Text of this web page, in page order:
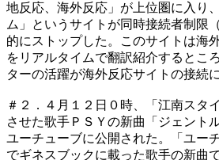
地反応、海外反応」が上位圏に入り
ム」というサイトが同時接続者制限
的にストップした。このサイトは海
をリアルタイムで翻訳紹介するとこ
ターの活躍が海外反応サイトの接続
＃２．４月１２日０時、「江南スタ
させた歌手ＰＳＹの新曲「ジェント
ユーチューブに公開された。「ユー
でギネスブックに載った歌手の新曲